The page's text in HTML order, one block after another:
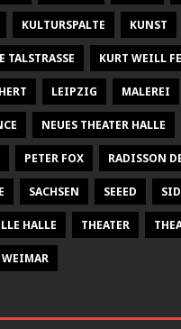
KULTURSPALTE KUNST
TALSTRASSE KURT WEILL
LEIPZIG MALEREI
NEUES THEATER HALLE
PETER FOX RADISSON
SACHSEN SEEED
HALLE THEATER
WEIMAR